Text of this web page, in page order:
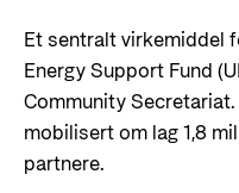
Postjournal
Personvern
Et sentralt virkemiddel
Energy Support Fund
Community
mobilisert om lag 1,8
partnere.